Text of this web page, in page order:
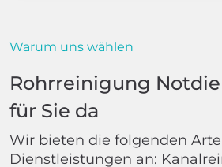
Warum uns wählen
Rohrreinigung
für Sie da
Wir bieten die folgenden
Dienstleistungen an: